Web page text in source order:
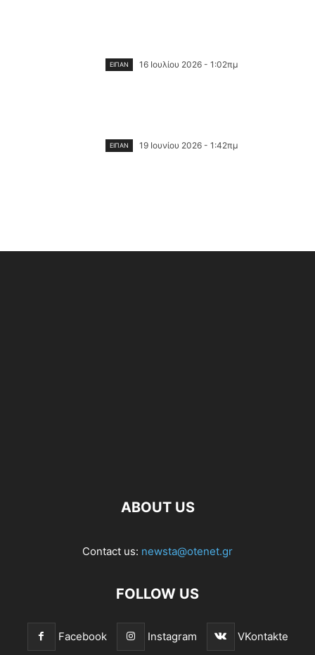
ΕΙΠΑΝ 16 Ιουλίου 2026 - 1:02πμ
ΕΙΠΑΝ 19 Ιουνίου 2026 - 1:42πμ
ABOUT US
Contact us: newsta@otenet.gr
FOLLOW US
Facebook Instagram VKontakte